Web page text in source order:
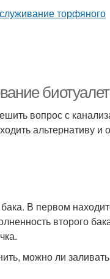
вопрос с
альтернативу и
В первом
второго
можно ли